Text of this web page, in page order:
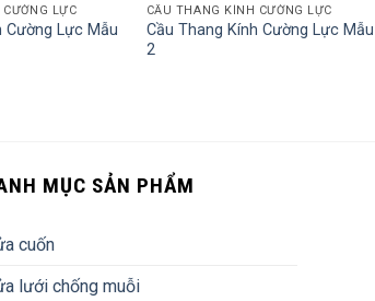
LỰC
Cường Lực Mẫu
CẦU THANG KÍNH CƯỜNG LỰC
Cầu Thang Kính Cường Lực Mẫu
2
MỤC SẢN PHẨM
cuốn
lưới chống muỗi